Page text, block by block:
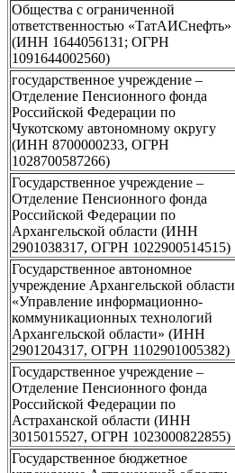
Общества с ограниченной
ответственностью «ТатАИСнефть»
(ИНН 1644056131; ОГРН
1091644002560)
государственное учреждение –
Отделение Пенсионного фонда
Российской Федерации по
Чукотскому автономному округу
(ИНН 8700000233, ОГРН
1028700587266)
Государственное учреждение –
Отделение Пенсионного фонда
Российской Федерации по
Архангельской области (ИНН
2901038317, ОГРН 1022900514515)
Государственное автономное
учреждение Архангельской области
«Управление информационно-
коммуникационных технологий
Архангельской области» (ИНН
2901204317, ОГРН 1102901005382)
Государственное учреждение –
Отделение Пенсионного фонда
Российской Федерации по
Астраханской области (ИНН
3015015527, ОГРН 1023000822855)
Государственное бюджетное